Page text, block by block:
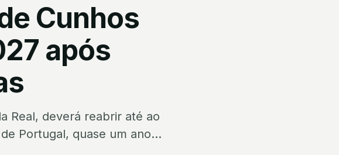
Cunhos
após
Real, deverá reabrir até ao
Portugal, quase um ano...